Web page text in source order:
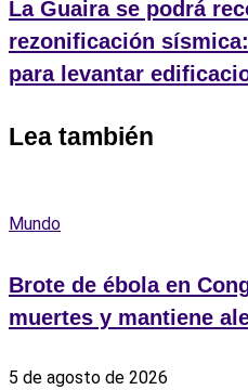
La Guaira se podrá
rezonificación
para levantar
Lea también
Mundo
Brote de ébola en
muertes y mantiene
5 de agosto de 2026